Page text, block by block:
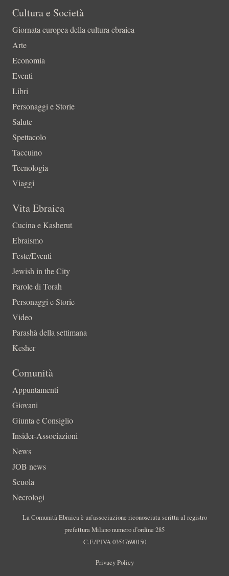
Cultura e Società
Giornata europea della cultura ebraica
Arte
Economia
Eventi
Libri
Personaggi e Storie
Salute
Spettacolo
Taccuino
Tecnologia
Viaggi
Vita Ebraica
Cucina e Kasherut
Ebraismo
Feste/Eventi
Jewish in the City
Parole di Torah
Personaggi e Storie
Video
Parashà della settimana
Kesher
Comunità
Appuntamenti
Giovani
Giunta e Consiglio
Insider-Associazioni
News
JOB news
Scuola
Necrologi
La Comunità Ebraica è un’associazione riconosciuta scritta al registro
prefettura Milano numero d’ordine 285
C.F./P.IVA 03547690150
Privacy Policy